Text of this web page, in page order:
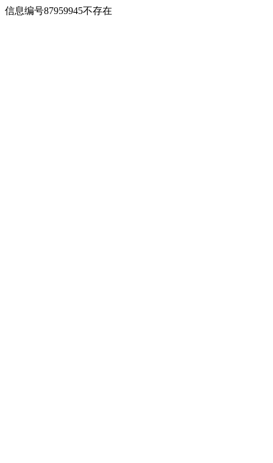
信息编号87959945不存在